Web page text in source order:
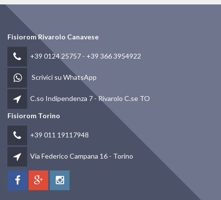
Fisiorom Rivarolo Canavese
+39 0124 25757 - +39 366 3954922
Scrivici su WhatsApp
C.so Indipendenza 7 - Rivarolo C.se TO
Fisiorom Torino
+39 011 19117948
Via Federico Campana 16 - Torino